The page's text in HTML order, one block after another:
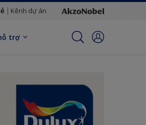
Kênh dự án
trợ